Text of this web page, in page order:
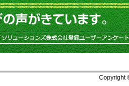
Copyright